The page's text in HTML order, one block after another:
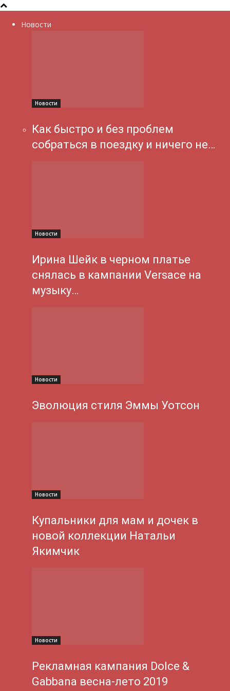
Новости
Новости
Как быстро и без проблем
собраться в поездку и ничего не…
Новости
Ирина Шейк в черном платье
снялась в кампании Versace на
музыку…
Новости
Эволюция стиля Эммы Уотсон
Новости
Купальники для мам и дочек в
новой коллекции Натальи
Якимчик
Новости
Рекламная кампания Dolce &
Gabbana весна-лето 2019